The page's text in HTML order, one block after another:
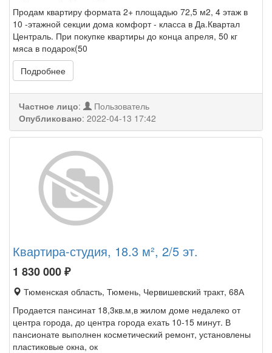
Продам квартиру формата 2+ площадью 72,5 м2, 4 этаж в
10 -этажной секции дома комфорт - класса в Да.Квартал
Централь. При покупке квартиры до конца апреля, 50 кг
мяса в подарок(50
Подробнее
Частное лицо:
Пользователь
Опубликовано: 2022-04-13 17:42
Квартира-студия, 18.3 м², 2/5 эт.
1 830 000₽
Тюменская область, Тюмень, Червишевский тракт, 68А
Продается пансинат 18,3кв.м,в жилом доме недалеко от
центра города, до центра города ехать 10-15 минут. В
пансионате выполнен косметический ремонт, установлены
пластиковые окна, ок